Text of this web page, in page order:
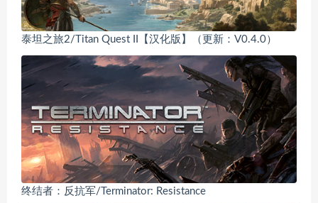
泰坦之旅2/Titan Quest II【汉化版】（更新：V0.4.0）
终结者：反抗军/Terminator: Resistance